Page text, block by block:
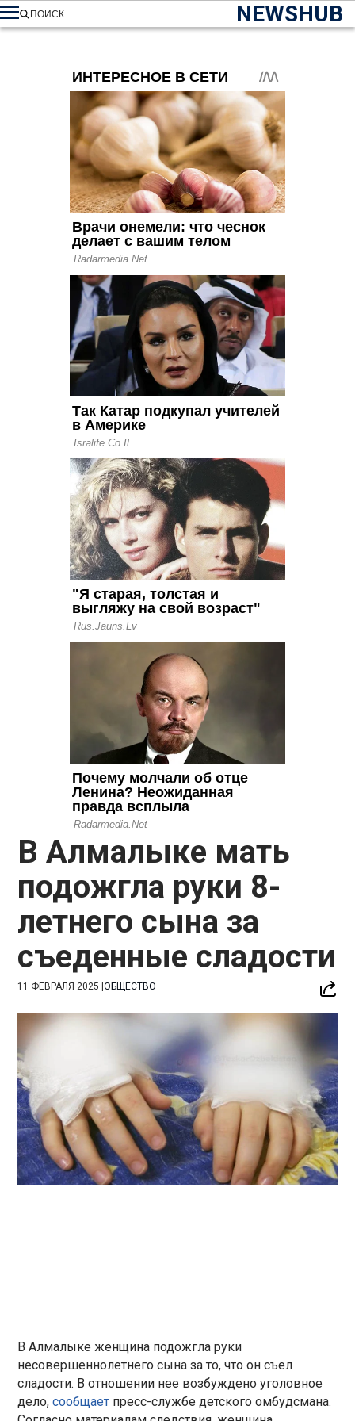
NEWSHUB
ПОИСК
В Алмалыке мать
подожгла руки 8-
летнего сына за
съеденные сладости
11 ФЕВРАЛЯ 2025 |ОБЩЕСТВО
В Алмалыке женщина подожгла руки
несовершеннолетнего сына за то, что он съел
сладости. В отношении нее возбуждено уголовное
дело,сообщает пресс-службе детского омбудсмана.